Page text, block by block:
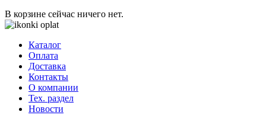
В корзине сейчас ничего нет.
Каталог
Оплата
Доставка
Контакты
О компании
Тех. раздел
Новости